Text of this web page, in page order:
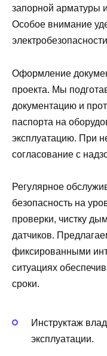
запорной арматуры
Особое внимание
Оформление
проекта. Мы
документацию и
паспорта на
эксплуатацию. При
согласование с
Регулярное
безопасность на
проверки, чистку
датчиков.
фиксированными
ситуациях
сроки.
Инструктаж
эксплуатации.